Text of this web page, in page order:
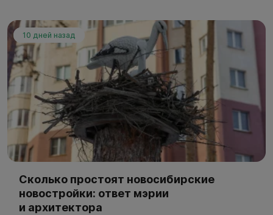
10 дней назад
Сколько простоят новосибирские
новостройки: ответ мэрии
и архитектора